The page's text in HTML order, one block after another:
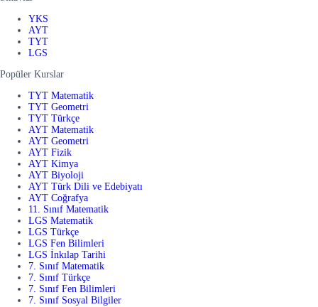
YKS
AYT
TYT
LGS
Popüler Kurslar
TYT Matematik
TYT Geometri
TYT Türkçe
AYT Matematik
AYT Geometri
AYT Fizik
AYT Kimya
AYT Biyoloji
AYT Türk Dili ve Edebiyatı
AYT Coğrafya
11. Sınıf Matematik
LGS Matematik
LGS Türkçe
LGS Fen Bilimleri
LGS İnkılap Tarihi
7. Sınıf Matematik
7. Sınıf Türkçe
7. Sınıf Fen Bilimleri
7. Sınıf Sosyal Bilgiler